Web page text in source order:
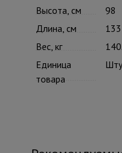
Высота, см
98
Длина, см
133
Вес, кг
Единица
товара